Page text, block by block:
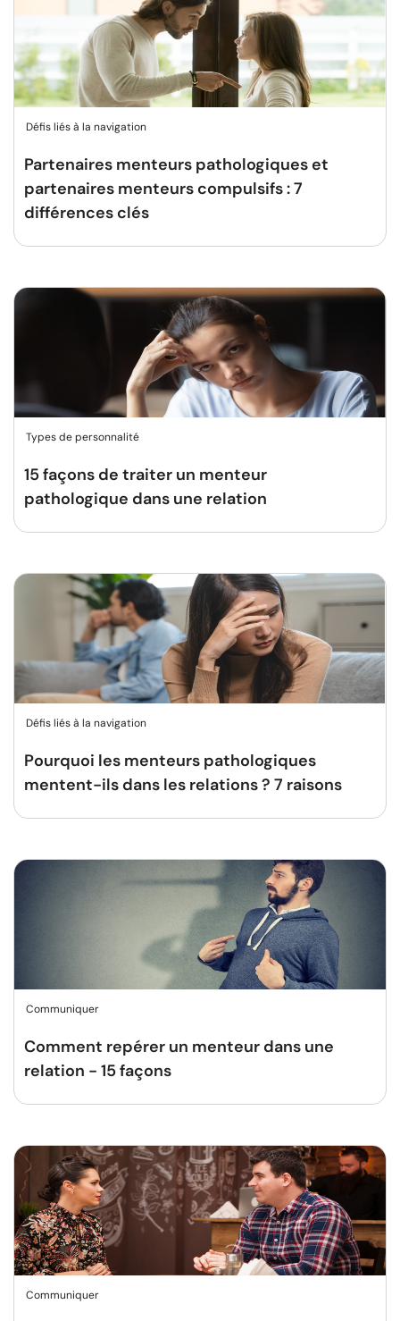
Défis liés à la navigation
Partenaires menteurs pathologiques et
partenaires menteurs compulsifs : 7
différences clés
Types de personnalité
15 façons de traiter un menteur
pathologique dans une relation
Défis liés à la navigation
Pourquoi les menteurs pathologiques
mentent-ils dans les relations ? 7 raisons
Communiquer
Comment repérer un menteur dans une
relation - 15 façons
Communiquer